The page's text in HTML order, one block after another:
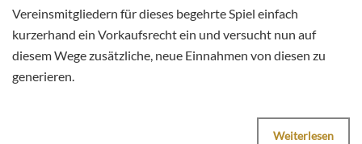
Vereinsmitgliedern für dieses begehrte Spiel einfach
kurzerhand ein Vorkaufsrecht ein und versucht nun auf
diesem Wege zusätzliche, neue Einnahmen von diesen zu
generieren.
Weiterlesen